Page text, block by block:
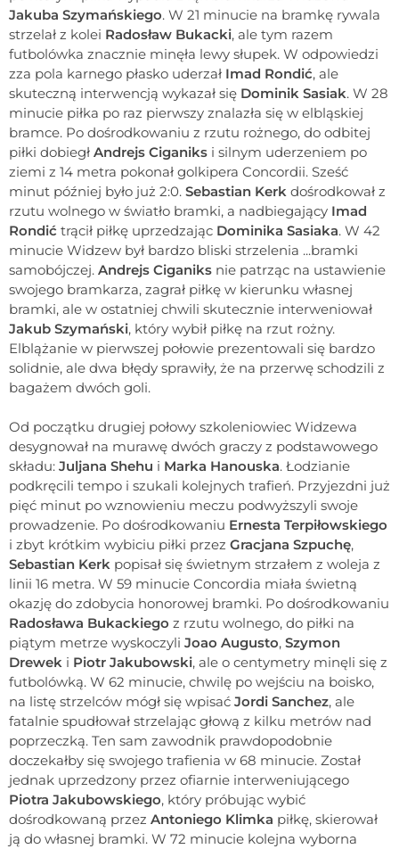
Jakuba Szymańskiego. W 21 minucie na bramkę rywala
strzelał z kolei Radosław Bukacki, ale tym razem
futbolówka znacznie minęła lewy słupek. W odpowiedzi
zza pola karnego płasko uderzał Imad Rondić, ale
skuteczną interwencją wykazał się Dominik Sasiak. W 28
minucie piłka po raz pierwszy znalazła się w elbląskiej
bramce. Po dośrodkowaniu z rzutu rożnego, do odbitej
piłki dobiegł Andrejs Ciganiks i silnym uderzeniem po
ziemi z 14 metra pokonał golkipera Concordii. Sześć
minut później było już 2:0. Sebastian Kerk dośrodkował z
rzutu wolnego w światło bramki, a nadbiegający Imad
Rondić trącił piłkę uprzedzając Dominika Sasiaka. W 42
minucie Widzew był bardzo bliski strzelenia ...bramki
samobójczej. Andrejs Ciganiks nie patrząc na ustawienie
swojego bramkarza, zagrał piłkę w kierunku własnej
bramki, ale w ostatniej chwili skutecznie interweniował
Jakub Szymański, który wybił piłkę na rzut rożny.
Elblążanie w pierwszej połowie prezentowali się bardzo
solidnie, ale dwa błędy sprawiły, że na przerwę schodzili z
bagażem dwóch goli.
Od początku drugiej połowy szkoleniowiec Widzewa
desygnował na murawę dwóch graczy z podstawowego
składu: Juljana Shehu i Marka Hanouska. Łodzianie
podkręcili tempo i szukali kolejnych trafień. Przyjezdni już
pięć minut po wznowieniu meczu podwyższyli swoje
prowadzenie. Po dośrodkowaniu Ernesta Terpiłowskiego
i zbyt krótkim wybiciu piłki przez Gracjana Szpuchę,
Sebastian Kerk popisał się świetnym strzałem z woleja z
linii 16 metra. W 59 minucie Concordia miała świetną
okazję do zdobycia honorowej bramki. Po dośrodkowaniu
Radosława Bukackiego z rzutu wolnego, do piłki na
piątym metrze wyskoczyli Joao Augusto, Szymon
Drewek i Piotr Jakubowski, ale o centymetry minęli się z
futbolówką. W 62 minucie, chwilę po wejściu na boisko,
na listę strzelców mógł się wpisać Jordi Sanchez, ale
fatalnie spudłował strzelając głową z kilku metrów nad
poprzeczką. Ten sam zawodnik prawdopodobnie
doczekałby się swojego trafienia w 68 minucie. Został
jednak uprzedzony przez ofiarnie interweniującego
Piotra Jakubowskiego, który próbując wybić
dośrodkowaną przez Antoniego Klimka piłkę, skierował
ją do własnej bramki. W 72 minucie kolejna wyborna